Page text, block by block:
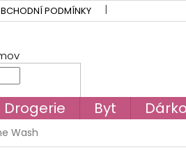
PODMÍNKY
Drogerie Byt
Wash